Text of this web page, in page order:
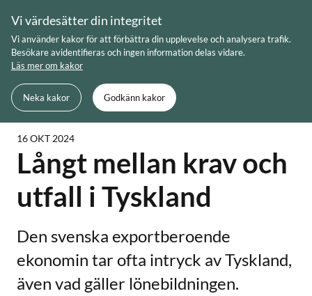
content
Sök Meny
Du är här: Startsida Långt mellan krav och utfall i Tyskland
16 OKT 2024
Långt mellan krav och
utfall i Tyskland
Den svenska exportberoende
ekonomin tar ofta intryck av Tyskland,
även vad gäller lönebildningen.
Vi värdesätter din integritet
Vi använder kakor för att förbättra din upplevelse och analysera trafik.
Besökare avidentifieras och ingen information delas vidare.
Läs mer om kakor
Neka kakor Godkänn kakor